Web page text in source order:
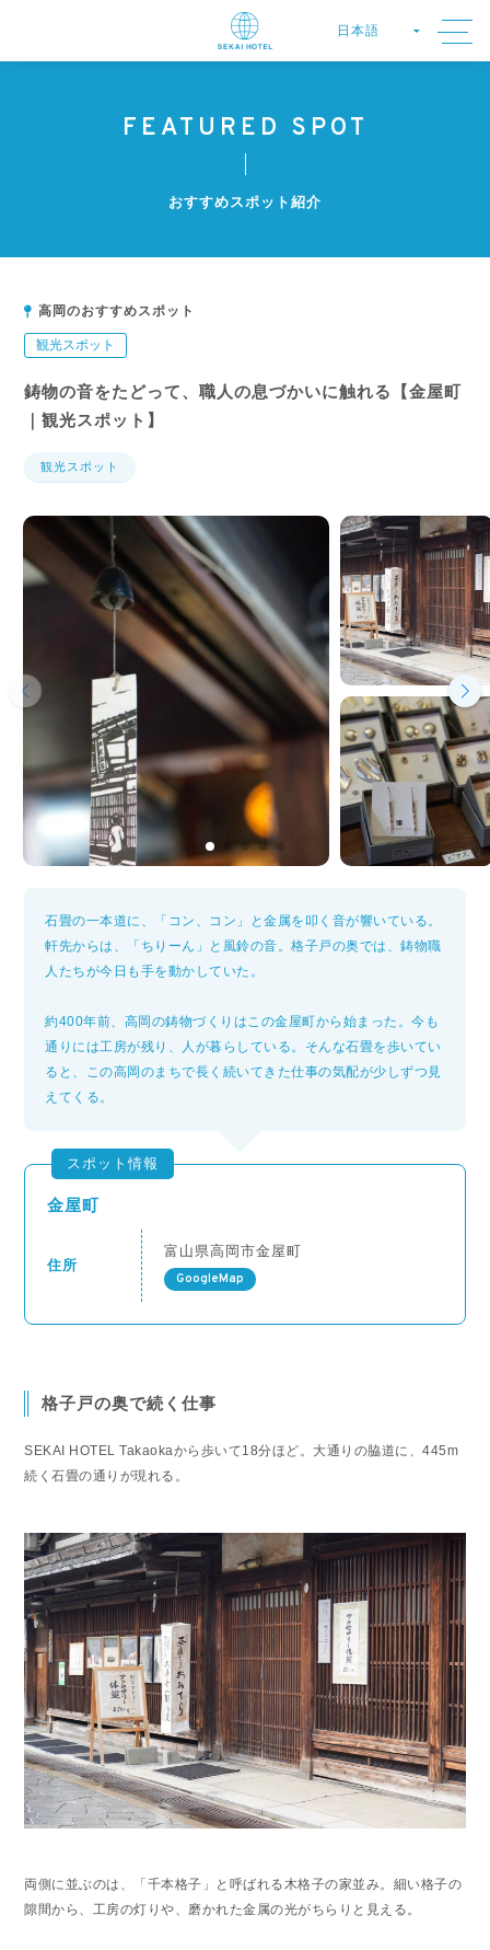
FEATURED SPOT
おすすめスポット紹介
高岡のおすすめスポット
観光スポット
鋳物の音をたどって、職人の息づかいに触れる【金屋町
｜観光スポット】
観光スポット
石畳の一本道に、「コン、コン」と金属を叩く音が響いている。
軒先からは、「ちりーん」と風鈴の音。格子戸の奥では、鋳物職
人たちが今日も手を動かしていた。
約400年前、高岡の鋳物づくりはこの金屋町から始まった。今も
通りには工房が残り、人が暮らしている。そんな石畳を歩いてい
ると、この高岡のまちで長く続いてきた仕事の気配が少しずつ見
えてくる。
スポット情報
金屋町
住所
富山県高岡市金屋町
GoogleMap
格子戸の奥で続く仕事
SEKAI HOTEL Takaokaから歩いて18分ほど。大通りの脇道に、445m
続く石畳の通りが現れる。
両側に並ぶのは、「千本格子」と呼ばれる木格子の家並み。細い格子の
隙間から、工房の灯りや、磨かれた金属の光がちらりと見える。